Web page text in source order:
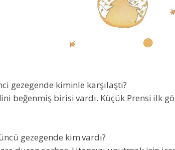
gezegende kiminle karşılaştı?
beğenmiş birisi vardı. Küçük Prensi ilk
gezegende kim vardı?